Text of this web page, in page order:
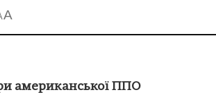
A
американської ППО